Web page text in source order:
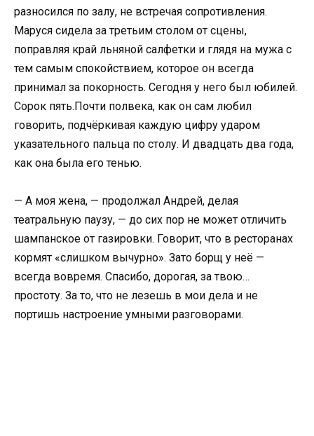
разносился по залу, не встречая сопротивления.
Маруся сидела за третьим столом от сцены,
поправляя край льняной салфетки и глядя на мужа с
тем самым спокойствием, которое он всегда
принимал за покорность. Сегодня у него был юбилей.
Сорок пять.Почти полвека, как он сам любил
говорить, подчёркивая каждую цифру ударом
указательного пальца по столу. И двадцать два года,
как она была его тенью.
— А моя жена, — продолжал Андрей, делая
театральную паузу, — до сих пор не может отличить
шампанское от газировки. Говорит, что в ресторанах
кормят «слишком вычурно». Зато борщ у неё —
всегда вовремя. Спасибо, дорогая, за твою…
простоту. За то, что не лезешь в мои дела и не
портишь настроение умными разговорами.